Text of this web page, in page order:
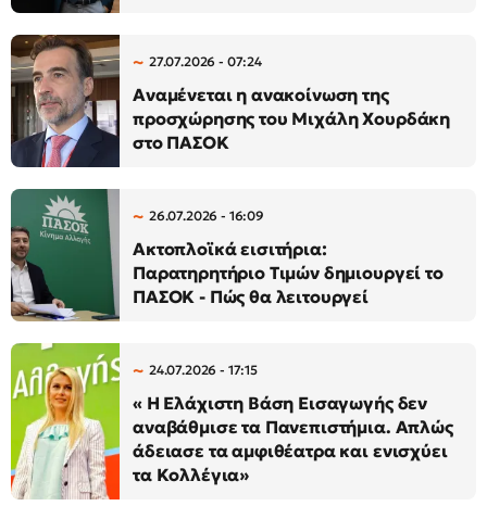
27.07.2026 - 07:24
Αναμένεται η ανακοίνωση της
προσχώρησης του Μιχάλη Χουρδάκη
στο ΠΑΣΟΚ
26.07.2026 - 16:09
Ακτοπλοϊκά εισιτήρια:
Παρατηρητήριο Τιμών δημιουργεί το
ΠΑΣΟΚ - Πώς θα λειτουργεί
24.07.2026 - 17:15
« Η Ελάχιστη Βάση Εισαγωγής δεν
αναβάθμισε τα Πανεπιστήμια. Απλώς
άδειασε τα αμφιθέατρα και ενισχύει
τα Κολλέγια»